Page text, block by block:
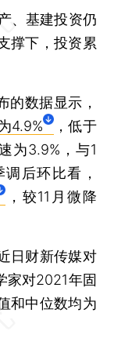
、基建投资仍
撑下，投资累
数据显示，
4.9%
，低于
为3.9%，与1
后环比看，
，较11月微降
财新传媒对
家对2021年固
和中位数均为